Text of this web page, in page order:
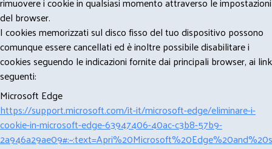
del browser.
I cookies memorizzati sul disco fisso del tuo dispositivo possono
comunque essere cancellati ed è inoltre possibile disabilitare i
cookies seguendo le indicazioni fornite dai principali browser, ai link
seguenti:
Microsoft Edge
https://support.microsoft.com/it-it/microsoft-edge/eliminare-i-
cookie-in-microsoft-edge-63947406-40ac-c3b8-57b9-